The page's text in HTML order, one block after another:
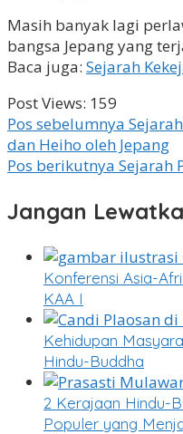
Masih banyak lagi
bangsa Jepang yang
Baca juga: Sejarah
Post Views: 159
Navigasi
pos
Pos sebelumnya
dan Heiho oleh Jepang
Pos berikutnya Sejarah
Jangan
Konferensi Asia-
KAA I
Kehidupan
Hindu-Buddha
2 Kerajaan Hindu-
Populer yang